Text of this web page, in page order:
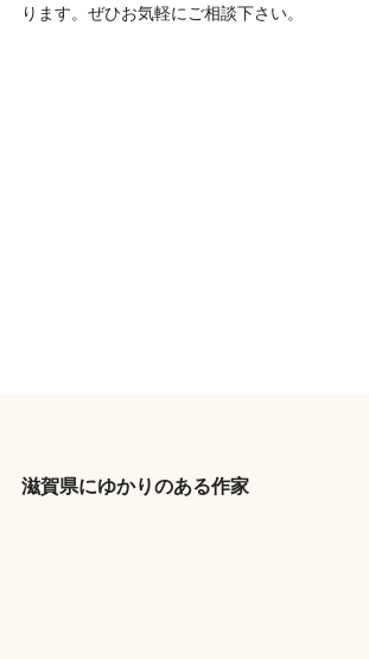
ります。ぜひお気軽にご相談下さい。
滋賀県にゆかりのある作家